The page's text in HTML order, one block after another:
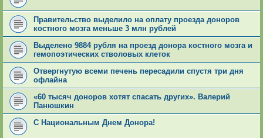
Правительство выделило на оплату проезда доноров
костного мозга меньше 3 млн рублей
Выделено 9884 рубля на проезд донора костного мозга и
гемопоэтических стволовых клеток
Отвергнутую всеми печень пересадили спустя три дня
офлайна
«60 тысяч доноров хотят спасать других». Валерий
Панюшкин
С Национальным Днем Донора!